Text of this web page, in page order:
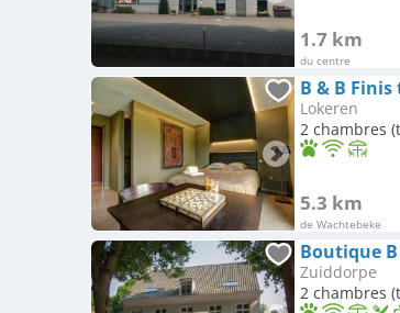
1.7 km
du centre
B & B
Lokeren
2 chambres
5.3 km
de Wachtebeke
Boutique
Zuiddorpe
2 chambres